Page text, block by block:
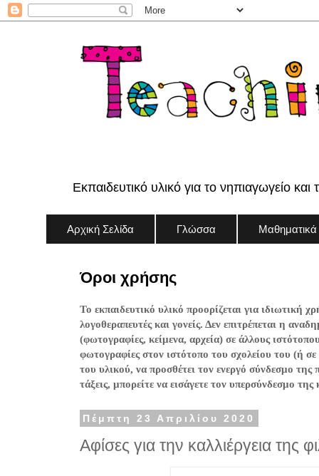
Εκπαιδευτικό υλικό για το νηπιαγωγείο και
Αρχική Σελίδα Γλώσσα Μαθηματικά
Όροι χρήσης
Το εκπαιδευτικό υλικό προορίζεται για ιδιωτική
λογοθεραπευτές και γονείς. Δεν επιτρέπεται η
(φωτογραφίες, κείμενα, αρχεία) σε άλλους
φωτογραφίες στον ιστότοπο του σχολείου του (ή
του υλικού, να προσθέτει τον ενεργό σύνδεσμο
τάξεις, μπορείτε να εισάγετε τον υπερσύνδεσμο
Πέμπτη 23 Απριλίου 2020
Αφίσες για την καλλιέργεια της